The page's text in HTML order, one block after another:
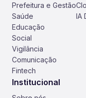
Prefeitura e Gestão
Saúde
Educação
Social
Vigilância
Comunicação
Fintech
IA
Institucional